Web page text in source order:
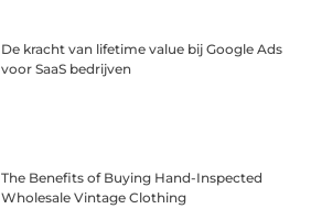
De kracht van lifetime value bij Google Ads
voor SaaS bedrijven
The Benefits of Buying Hand-Inspected
Wholesale Vintage Clothing